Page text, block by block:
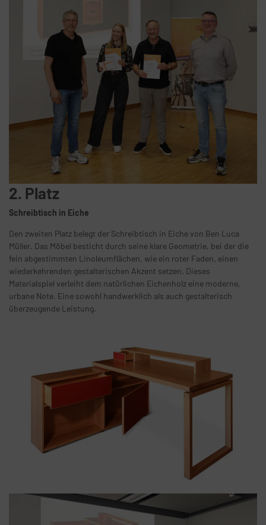
2. Platz
Schreibtisch in Eiche
Den zweiten Platz belegt der Schreibtisch in Eiche von Ben Luca
Müller. Das Möbel besticht durch seine klare Geometrie, bei der die
fein abgestimmten Linoleumflächen, wie ein roter Faden, einen
wiederkehrenden gestalterischen Akzent setzen. Dieses
Materialspiel verleiht dem natürlichen Eichenholz eine moderne,
urbane Note. Eine sowohl handwerklich als auch gestalterisch
überzeugende Leistung.